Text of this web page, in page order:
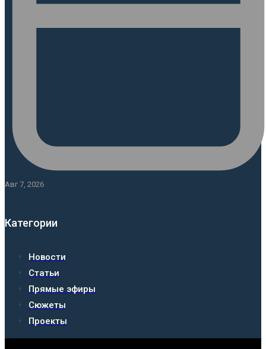
Авг 7, 2026
Категории
Новости
Статьи
Прямые эфиры
Сюжеты
Проекты